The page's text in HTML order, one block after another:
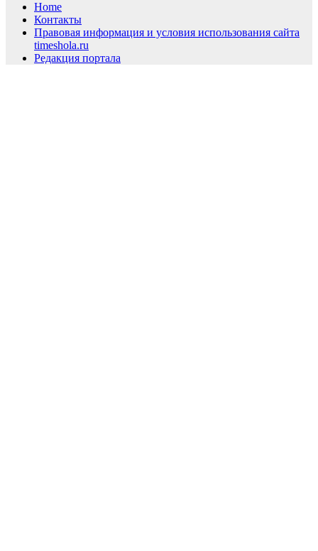
Home
Контакты
Правовая информация и условия использования сайта
timeshola.ru
Редакция портала